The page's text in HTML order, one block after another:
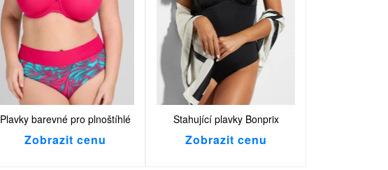
Plavky barevné pro plnoštíhlé
Zobrazit cenu
Stahující plavky Bonprix
Zobrazit cenu